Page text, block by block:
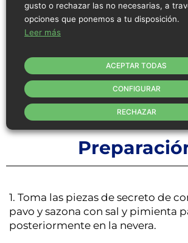
1. Toma las piezas de secreto de
pavo y sazona con sal y pimienta
posteriormente en la nevera.
gusto o rechazar las no necesarias, a
opciones que ponemos a tu disposición.
Leer más
ACEPTAR TODAS
RECHAZAR
CONFIGURAR